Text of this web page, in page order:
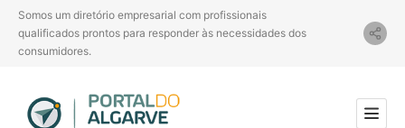
Somos um diretório empresarial com profissionais
qualificados prontos para responder às necessidades dos
consumidores.